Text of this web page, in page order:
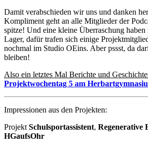
Damit verabschieden wir uns und danken
Kompliment geht an alle Mitglieder der
spitze! Und eine kleine Überraschung
Lager, dafür trafen sich einige
nochmal im Studio OEins. Aber pssst, da
bleiben!
Also ein letztes Mal Berichte und
Projektwochentag 5 am
Impressionen aus den Projekten:
Projekt Schulsportassistent, Regenerative
HGaufsOhr